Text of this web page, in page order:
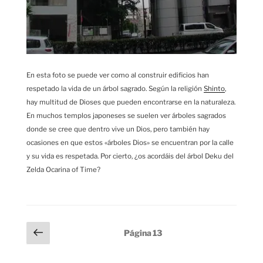
En esta foto se puede ver como al construir edificios han
respetado la vida de un árbol sagrado. Según la religión Shinto,
hay multitud de Dioses que pueden encontrarse en la naturaleza.
En muchos templos japoneses se suelen ver árboles sagrados
donde se cree que dentro vive un Dios, pero también hay
ocasiones en que estos «árboles Dios» se encuentran por la calle
y su vida es respetada. Por cierto, ¿os acordáis del árbol Deku del
Zelda Ocarina of Time?
Paginación
de
Página
anterior
Página13